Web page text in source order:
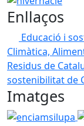
Enllaços
Educació i
Climàtica,
Residus de
sostenibilitat de
Imatges
enciamsilupa